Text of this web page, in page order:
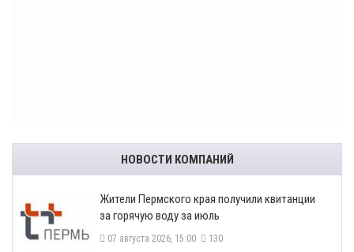
НОВОСТИ КОМПАНИЙ
​Жители Пермского края получили квитанции
за горячую воду за июль
07 августа 2026, 15:00 130